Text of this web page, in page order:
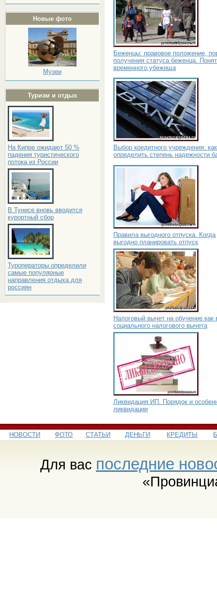
Новые фото
Музеи
Туризм и отдых
На Кипре ожидают 50 %
падения туристического
потока из России
В Тунисе вновь вводится
курортный сбор
Туроператоры определили
самые популярные
направления отдыха для
россиян
Беженцы: правовое положение,
получения статуса беженца.
временного убежища
Выбор кредитного учреждения: как
определить степень надежности
Правила выгодного отпуска. Когда
выгодно планировать отпуск
Налоговый вычет на обучение как
социального налогового вычета
Ликвидация ИП. Порядок и
ликвидации
НОВОСТИ ФОТО СТАТЬИ ДЕНЬГИ КРЕДИТЫ
Для вас последние